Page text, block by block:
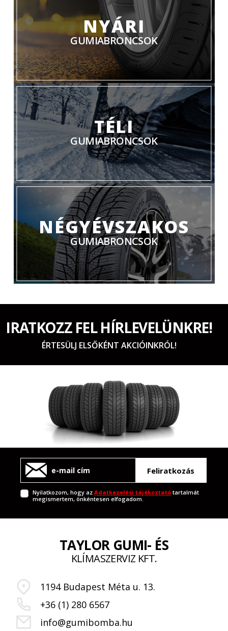
NYÁRI
GUMIABRONCSOK
TÉLI
GUMIABRONCSOK
NÉGYÉVSZAKOS
GUMIABRONCSOK
IRATKOZZ FEL HÍRLEVELÜNKRE!
ÉRTESÜLJ ELSŐKÉNT AKCIÓINKRÓL!
Feliratkozás
Nyilatkozom, hogy azAdatkezelési tájékoztató tartalmát
megismertem, önkéntesen elfogadom.
TAYLOR GUMI- ÉS
KLÍMASZERVIZ KFT.
1194 Budapest Méta u. 13.
+36 (1) 280 6567
info@gumibomba.hu